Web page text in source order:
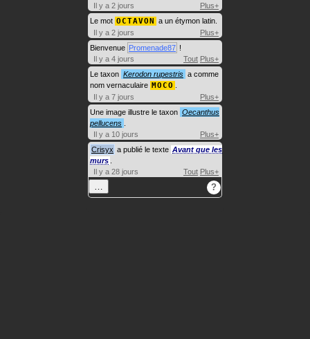
Il y a 2 jours
Plus+
Le mot OCTAVON a un étymon latin.
Il y a 2 jours
Plus+
Bienvenue Promenade87 !
Il y a 4 jours
Tout Plus+
Le taxon Kerodon rupestris a comme
nom vernaculaire MOCO
Il y a 7 jours
Plus+
Une image illustre le taxon Oecanthus
pellucens
Il y a 10 jours
Plus+
Crisyx a publié le texte Avant que les
murs
Il y a 28 jours
Tout Plus+
?